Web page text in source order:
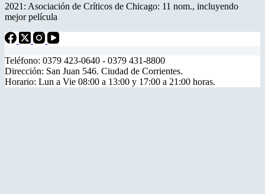
2021: Asociación de Críticos de Chicago: 11 nom., incluyendo
mejor película
Teléfono: 0379 423-0640 - 0379 431-8800
Dirección: San Juan 546. Ciudad de Corrientes.
Horario: Lun a Vie 08:00 a 13:00 y 17:00 a 21:00 horas.